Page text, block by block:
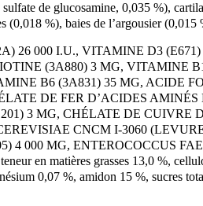
de glucosamine, 0,035 %),
(0,018 %), baies de l’argousier
26 000 I.U., VITAMINE D3
(3A880) 3 MG, VITAMINE
B6 (3A831) 35 MG, ACIDE
DE FER D’ACIDES
3 MG, CHÉLATE DE CUIVRE
CNCM I-3060
4 000 MG, ENTEROCOCCUS
en matières grasses 13,0 %,
0,07 %, amidon 15 %, sucres